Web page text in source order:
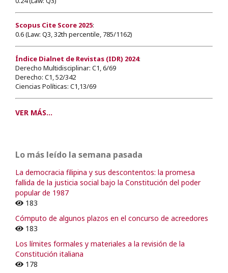
Scopus Cite Score 2025:
0.6 (Law: Q3, 32th percentile, 785/1162)
Índice Dialnet de Revistas (IDR) 2024:
Derecho Multidisciplinar: C1, 6/69
Derecho: C1, 52/342
Ciencias Políticas: C1,13/69
VER MÁS...
Lo más leído la semana pasada
La democracia filipina y sus descontentos: la promesa
fallida de la justicia social bajo la Constitución del poder
popular de 1987
183
Cómputo de algunos plazos en el concurso de acreedores
183
Los límites formales y materiales a la revisión de la
Constitución italiana
178